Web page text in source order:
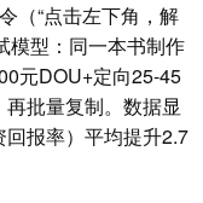
（“点击左下角，解
模型：同一本书制作
元DOU+定向25-45
批量复制。数据显
报率）平均提升2.7